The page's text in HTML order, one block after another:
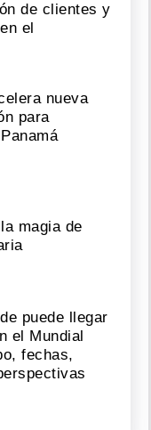
de clientes y
el
nueva
para
magia de
puede llegar
el Mundial
fechas,